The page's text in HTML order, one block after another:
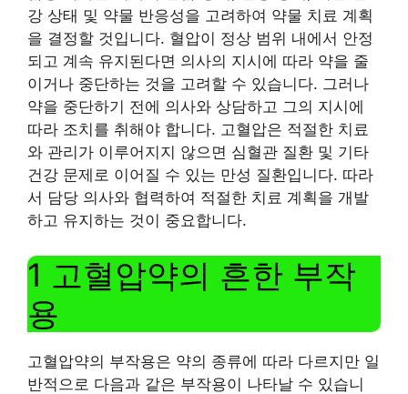
강 상태 및 약물 반응성을 고려하여 약물 치료 계획
을 결정할 것입니다. 혈압이 정상 범위 내에서 안정
되고 계속 유지된다면 의사의 지시에 따라 약을 줄
이거나 중단하는 것을 고려할 수 있습니다. 그러나
약을 중단하기 전에 의사와 상담하고 그의 지시에
따라 조치를 취해야 합니다. 고혈압은 적절한 치료
와 관리가 이루어지지 않으면 심혈관 질환 및 기타
건강 문제로 이어질 수 있는 만성 질환입니다. 따라
서 담당 의사와 협력하여 적절한 치료 계획을 개발
하고 유지하는 것이 중요합니다.
1 고혈압약의 흔한 부작
용
고혈압약의 부작용은 약의 종류에 따라 다르지만 일
반적으로 다음과 같은 부작용이 나타날 수 있습니